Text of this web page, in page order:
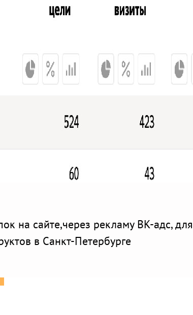
на сайте,через рекламу ВК-адс,
в Санкт-Петербурге